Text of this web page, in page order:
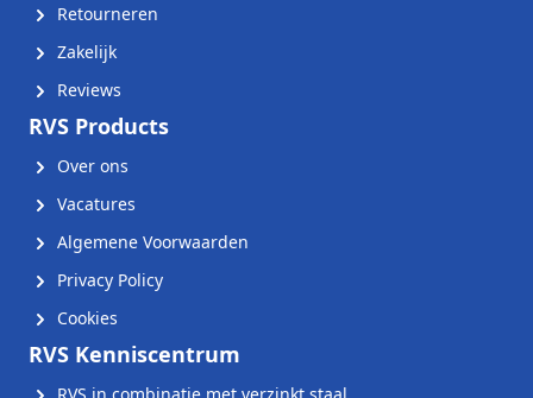
Retourneren
Zakelijk
Reviews
RVS Products
Over ons
Vacatures
Algemene Voorwaarden
Privacy Policy
Cookies
RVS Kenniscentrum
RVS in combinatie met verzinkt staal